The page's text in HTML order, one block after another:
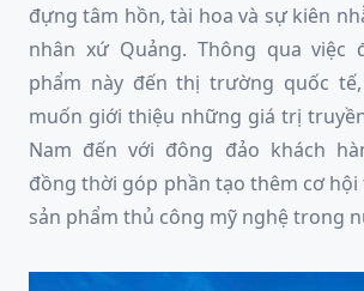
đựng tâm hồn, tài hoa và sự kiên
nhân xứ Quảng. Thông qua việc
phẩm này đến thị trường quốc
muốn giới thiệu những giá trị
Nam đến với đông đảo khách
đồng thời góp phần tạo thêm cơ hội
sản phẩm thủ công mỹ nghệ trong